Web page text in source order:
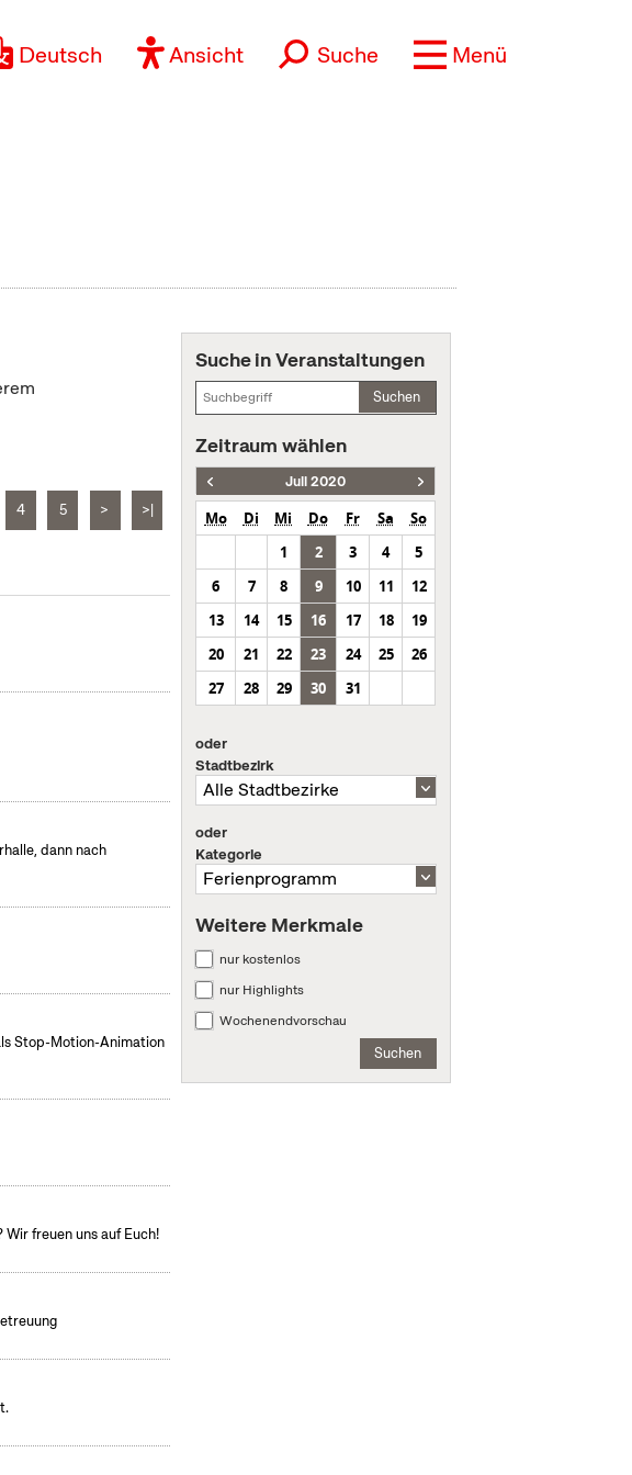
Deutsch Ansicht Suche Menü
4 5 > >|
dann nach
Stop-Motion-Animation
freuen uns auf Euch!
Suche in Veranstaltungen
Suchen
Zeitraum wählen
Juli 2020
Mo Di Mi Do Fr Sa
So
1
2 3 4
5
6
7 8 9 10 11
12
13
14 15 16 17 18
19
20
21 22 23 24 25
26
27
28 29 30 31
oder
Stadtbezirk
oder
Kategorie
Weitere Merkmale
nur kostenlos
nur Highlights
Wochenendvorschau
Suchen